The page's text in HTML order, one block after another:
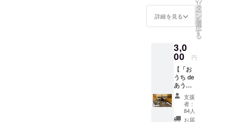
約4か月
（商品
表示あ
り） ※
化粧箱
ではな
く簡易
梱包と
なりま
す。 ※
スマー
唸る濃
厚深煎
り マ
ンデリ
レンチ
※支援金
額は、
申し込
み時に
「上乗
せ支
援」が
可能で
す。 も
念デザ
支援金
額は、
み時に
「上乗
せ支
援」が
可能で
す。 も
ちろ
ん、お
気持ち
で構い
ち手は
長めで
レート
製作お
よび縫
い付け
作業：
なない
ろファ
クト
リー) プ
ロジェ
欄に
「掲載
ずご記
入をお
しま
す。 ※
本名・
ニック
ネーム
などご
希望の
バッグ
です。
プロ
後ホー
ルから
御礼の
メール
をお送
りいた
しま
す。 サ
イズ：
W360×
詳細を見る
リ
タ
ー
ン
を
選
択
す
る
3,0
00 円
【「お
うち de
あうん
堂」ブ
レンド
珈琲豆
（3個
支援
者：
84人
お届